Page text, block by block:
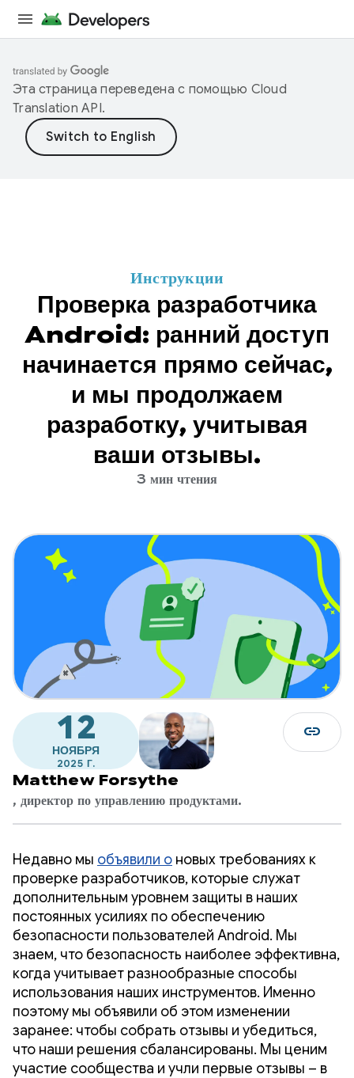
Эта страница переведена с помощью Cloud
Translation API.
Инструкции
Проверка разработчика
Android: ранний доступ
начинается прямо сейчас,
и мы продолжаем
разработку, учитывая
ваши отзывы.
3 мин чтения
12
НОЯБРЯ
2025 Г.
Matthew Forsythe
, директор по управлению продуктами.
link
Недавно мы объявили о новых требованиях к
проверке разработчиков, которые служат
дополнительным уровнем защиты в наших
постоянных усилиях по обеспечению
безопасности пользователей Android. Мы
знаем, что безопасность наиболее эффективна,
когда учитывает разнообразные способы
использования наших инструментов. Именно
поэтому мы объявили об этом изменении
заранее: чтобы собрать отзывы и убедиться,
что наши решения сбалансированы. Мы ценим
участие сообщества и учли первые отзывы – в